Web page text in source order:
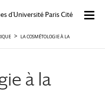
d'Université Paris Cité
LA COSMÉTOLOGIE À LA
à la